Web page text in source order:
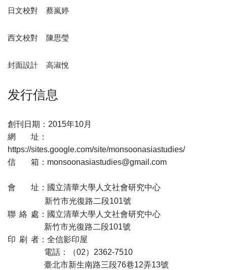
日文校對 蔡嵐婷
西文校對 陳思瑩
封面設計 高淑悅
发行信息
創刊日期：2015年10月
網
址：
https://sites.google.com/site/monsoonasiastudies/
信
箱：monsoonasiastudies@gmail.com
會
址：國立清華大學人文社會研究中心
新竹市光復路二段101號
聯 絡 處：國立清華大學人文社會研究中心
新竹市光復路二段101號
印 刷 者：全信影印屋
電話：（02）2362-7510
臺北市新生南路三段76巷12弄13號